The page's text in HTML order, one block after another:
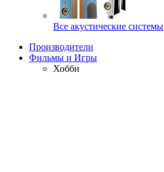
Все акустические системы
Производители
Фильмы и Игры
Хобби